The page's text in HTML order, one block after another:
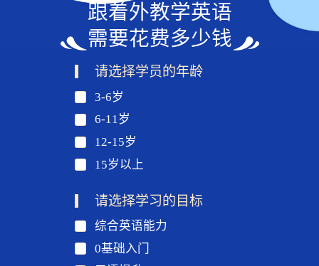
跟着外教学英语
需要花费多少钱
请选择学员的年龄
3-6岁
6-11岁
12-15岁
15岁以上
请选择学习的目标
综合英语能力
0基础入门